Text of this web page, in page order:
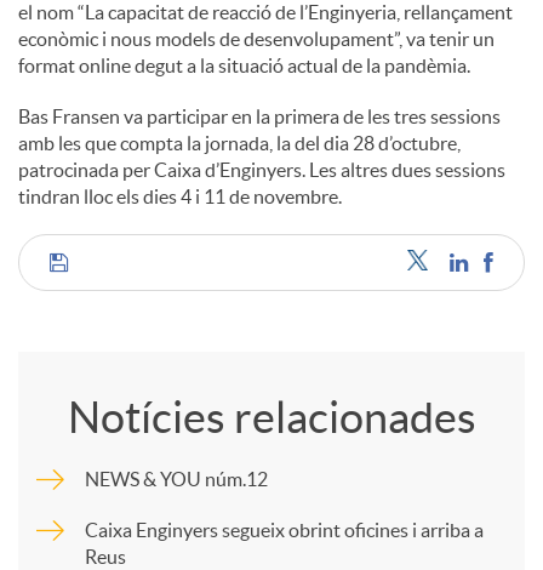
el nom “La capacitat de reacció de l’Enginyeria, rellançament
econòmic i nous models de desenvolupament”, va tenir un
format online degut a la situació actual de la pandèmia.
Bas Fransen va participar en la primera de les tres sessions
amb les que compta la jornada, la del dia 28 d’octubre,
patrocinada per Caixa d’Enginyers. Les altres dues sessions
tindran lloc els dies 4 i 11 de novembre.
C
m
p
Notícies relacionades
NEWS & YOU núm.12
Caixa Enginyers segueix obrint oficines i arriba a
Reus